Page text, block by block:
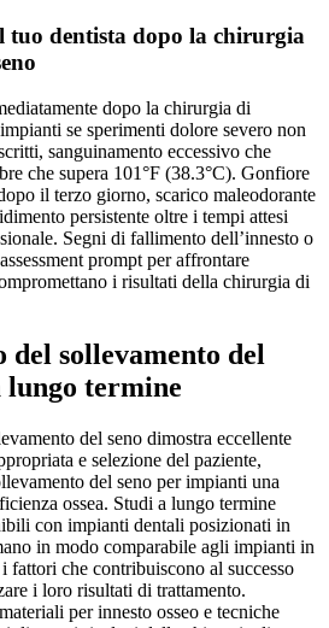
tuo dentista dopo la chirurgia
dopo la chirurgia di
se sperimenti dolore severo non
sanguinamento eccessivo che
che supera 101°F (38.3°C). Gonfiore
il terzo giorno, scarico maleodorante
persistente oltre i tempi attesi
Segni di fallimento dell’innesto o
prompt per affrontare
i risultati della chirurgia di
del sollevamento del
lungo termine
del seno dimostra eccellente
e selezione del paziente,
del seno per impianti una
ossea. Studi a lungo termine
con impianti dentali posizionati in
in modo comparabile agli impianti in
fattori che contribuiscono al successo
i loro risultati di trattamento.
per innesto osseo e tecniche